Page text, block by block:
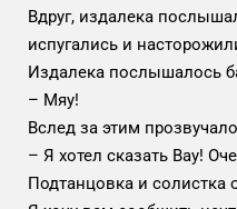
Вдруг, издалека
испугались и
Издалека послышалось
– Мяу!
Вслед за этим
– Я хотел сказать Вау!
Подтанцовка и солистка